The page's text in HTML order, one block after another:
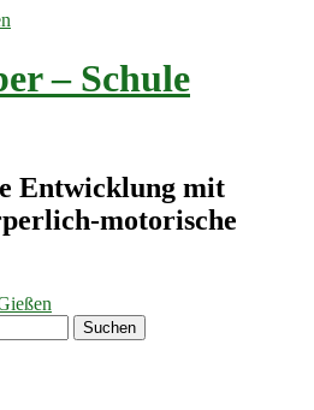
– Schule
Entwicklung mit
motorische